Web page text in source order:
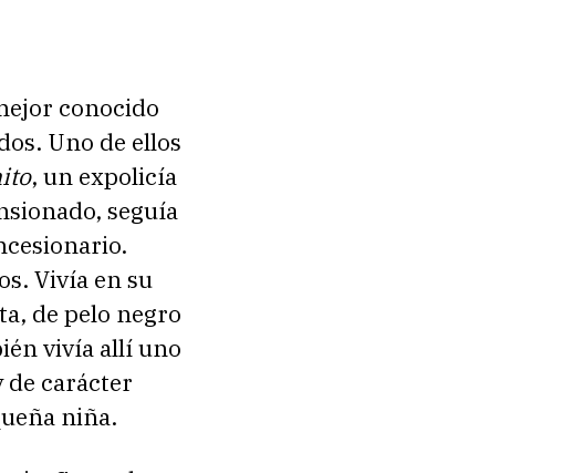
conocido
Uno de ellos
, un expolicía
seguía
Vivía en su
de pelo negro
vivía allí uno
de carácter
niña.